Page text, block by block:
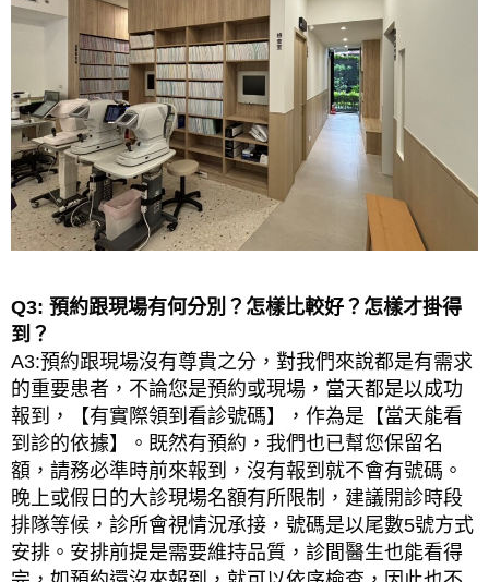
Q3: 預約跟現場有何分別？怎樣比較好？怎樣才掛得
到？
A3:預約跟現場沒有尊貴之分，對我們來說都是有需求
的重要患者，不論您是預約或現場，當天都是以成功
報到，【有實際領到看診號碼】，作為是【當天能看
到診的依據】。既然有預約，我們也已幫您保留名
額，請務必準時前來報到，沒有報到就不會有號碼。
晚上或假日的大診現場名額有所限制，建議開診時段
排隊等候，診所會視情況承接，號碼是以尾數5號方式
安排。安排前提是需要維持品質，診間醫生也能看得